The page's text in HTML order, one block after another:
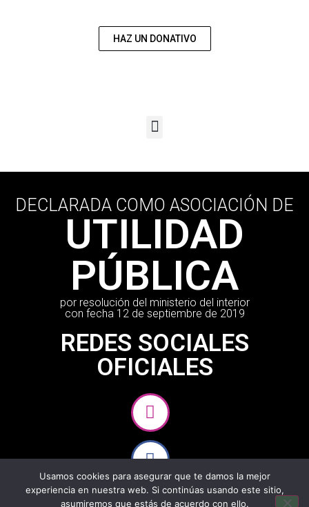
HAZ UN DONATIVO
DECLARADA COMO ASOCIACIÓN DE
UTILIDAD
PÚBLICA
por resolución del ministerio del interior
con fecha 12 de septiembre de 2019
REDES SOCIALES
OFICIALES
Usamos cookies para asegurar que te damos la mejor
experiencia en nuestra web. Si continúas usando este sitio,
asumiremos que estás de acuerdo con ello.